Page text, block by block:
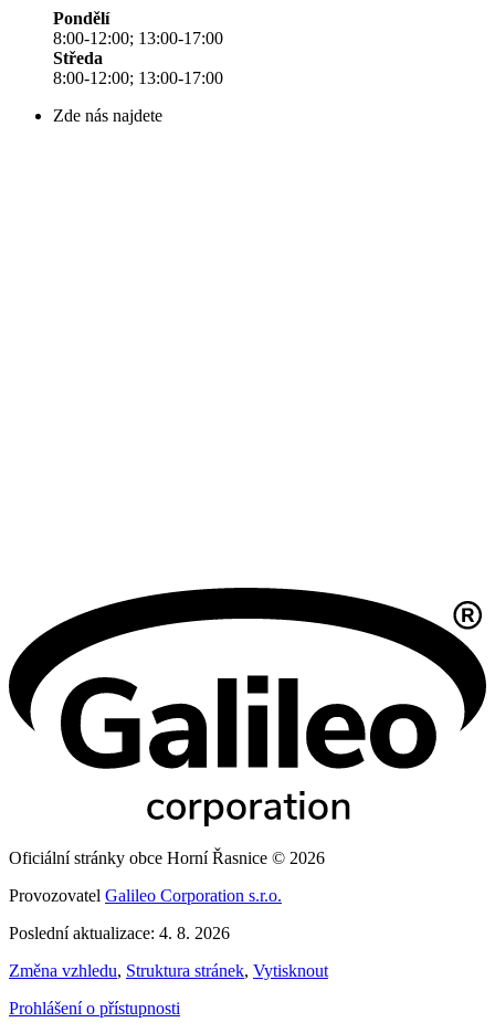
Pondělí
8:00-12:00; 13:00-17:00
Středa
8:00-12:00; 13:00-17:00
Zde nás najdete
Oficiální stránky obce Horní Řasnice © 2026
Provozovatel Galileo Corporation s.r.o.
Poslední aktualizace: 4. 8. 2026
Změna vzhledu, Struktura stránek, Vytisknout
Prohlášení o přístupnosti